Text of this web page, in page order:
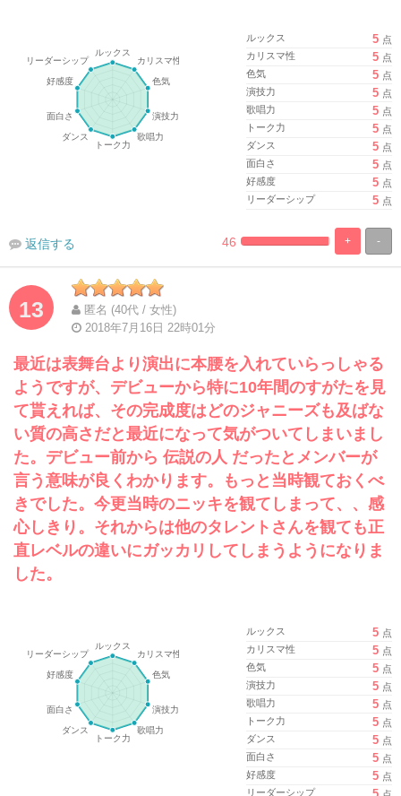
ルックス 5 点
カリスマ性
5 点
色気
5 点
演技力
5 点
歌唱力
5 点
トーク力
5 点
ダンス
5 点
面白さ
5 点
好感度
5 点
リーダーシップ
5 点
-
+
%
100%
46
返信する
13
匿名 (40代 / 女性)
2018年7月16日 22時01分
最近は表舞台より演出に本腰を入れていらっしゃる
ようですが、デビューから特に10年間のすがたを見
て貰えれば、その完成度はどのジャニーズも及ばな
い質の高さだと最近になって気がついてしまいまし
た。デビュー前から 伝説の人 だったとメンバーが
言う意味が良くわかります。もっと当時観ておくべ
きでした。今更当時のニッキを観てしまって、、感
心しきり。それからは他のタレントさんを観ても正
直レベルの違いにガッカリしてしまうようになりま
した。
ルックス 5 点
カリスマ性
5 点
色気
5 点
演技力
5 点
歌唱力
5 点
トーク力
5 点
ダンス
5 点
面白さ
5 点
好感度
5 点
リーダーシップ